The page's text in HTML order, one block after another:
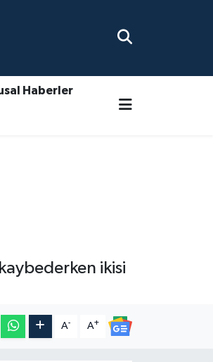
Haberler
ikisi
A- A+